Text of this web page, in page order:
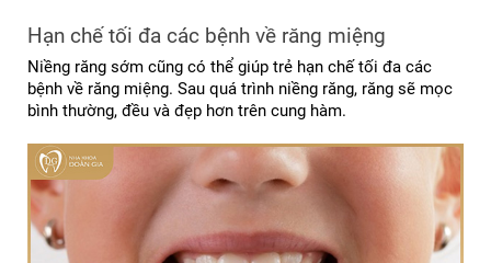
Hạn chế tối đa các bệnh về răng miệng
Niềng răng sớm cũng có thể giúp trẻ hạn chế tối đa các
bệnh về răng miệng. Sau quá trình niềng răng, răng sẽ mọc
bình thường, đều và đẹp hơn trên cung hàm.